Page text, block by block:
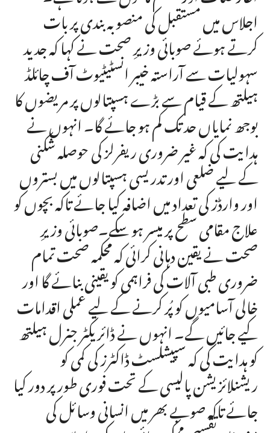
اجلاس میں مستقبل کی منصوبہ بندی پر بات
کرتے ہوئے صوبائی وزیرِ صحت نے کہا کہ جدید
سہولیات سے آراستہ خیبر انسٹیٹیوٹ آف چائلڈ
ہیلتھ کے قیام سے بڑے ہسپتالوں پر مریضوں کا
بوجھ نمایاں حد تک کم ہو جائے گا۔ انہوں نے
ہدایت کی کہ غیر ضروری ریفرلز کی حوصلہ شکنی
کے لیے ضلعی اور تدریسی ہسپتالوں میں بستروں
اور وارڈز کی تعداد میں اضافہ کیا جائے تاکہ بچوں کو
علاج مقامی سطح پر میسر ہو سکے۔صوبائی وزیرِ
صحت نے یقین دہانی کرائی کہ محکمہ صحت تمام
ضروری طبی آلات کی فراہمی کو یقینی بنائے گا اور
خالی آسامیوں کو پُر کرنے کے لیے عملی اقدامات
کیے جائیں گے۔ انہوں نے ڈائریکٹر جنرل ہیلتھ
کو ہدایت کی کہ سپیشلسٹ ڈاکٹرز کی کمی کو
ریشنلائزیشن پالیسی کے تحت فوری طور پر دور کیا
جائے تاکہ صوبے بھر میں انسانی وسائل کی